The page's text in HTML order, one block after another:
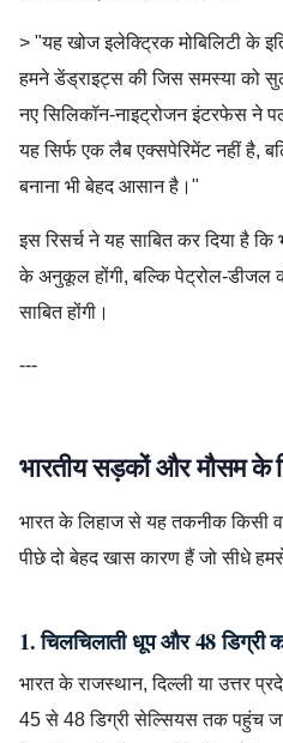
> "यह खोज इलेक्ट्रिक मोबिलिटी के
हमने डेंड्राइट्स की जिस समस्या को
नए सिलिकॉन-नाइट्रोजन इंटरफेस ने
यह सिर्फ एक लैब एक्सपेरिमेंट नहीं है,
बनाना भी बेहद आसान है।"
इस रिसर्च ने यह साबित कर दिया है कि
के अनुकूल होंगी, बल्कि पेट्रोल-डीजल
साबित होंगी।
---
भारतीय सड़कों और मौसम के
भारत के लिहाज से यह तकनीक किसी
पीछे दो बेहद खास कारण हैं जो सीधे
1. चिलचिलाती धूप और 48 डिग्री
भारत के राजस्थान, दिल्ली या उत्तर
45 से 48 डिग्री सेल्सियस तक पहुंच